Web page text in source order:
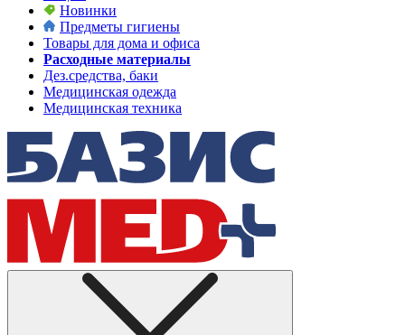
Новинки
Предметы гигиены
Товары для дома и офиса
Расходные материалы
Дез.средства, баки
Медицинская одежда
Медицинская техника